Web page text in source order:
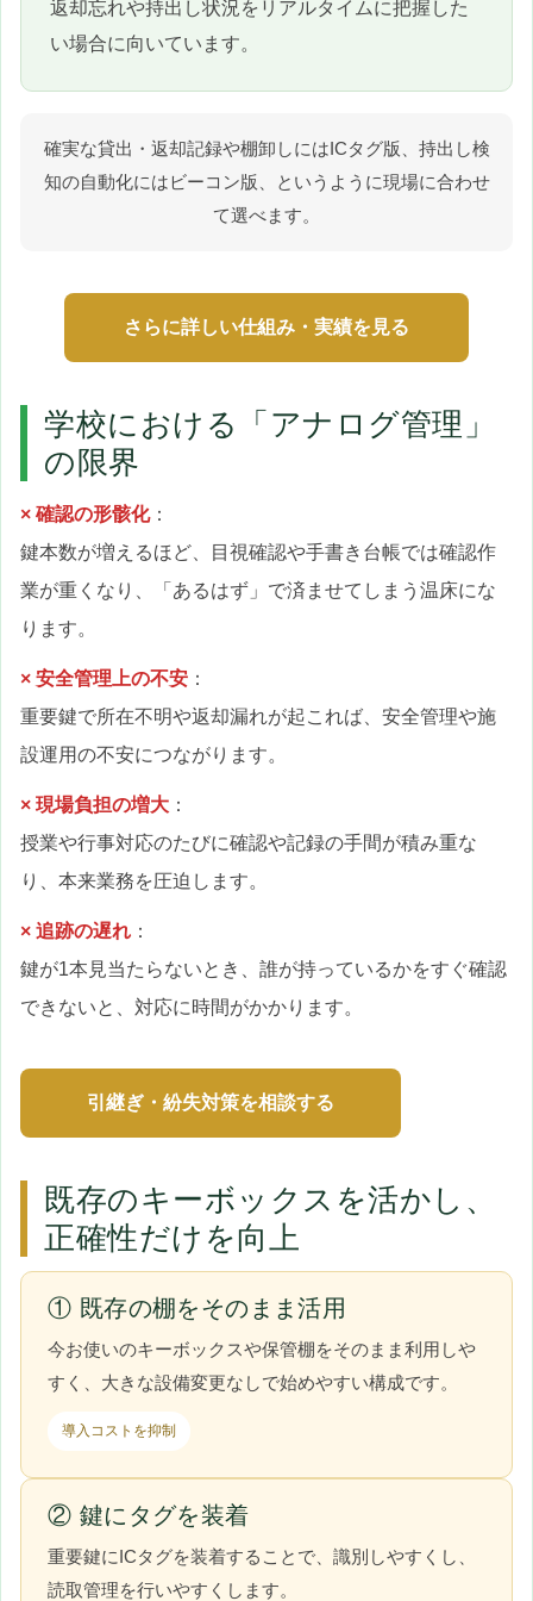
返却忘れや持出し状況をリアルタイムに把握した
い場合に向いています。
確実な貸出・返却記録や棚卸しにはICタグ版、持出し検
知の自動化にはビーコン版、というように現場に合わせ
て選べます。
さらに詳しい仕組み・実績を見る
学校における「アナログ管理」
の限界
× 確認の形骸化：
鍵本数が増えるほど、目視確認や手書き台帳では確認作
業が重くなり、「あるはず」で済ませてしまう温床にな
ります。
× 安全管理上の不安 ：
重要鍵で所在不明や返却漏れが起これば、安全管理や施
設運用の不安につながります。
× 現場負担の増大 ：
授業や行事対応のたびに確認や記録の手間が積み重な
り、本来業務を圧迫します。
× 追跡の遅れ ：
鍵が1本見当たらないとき、誰が持っているかをすぐ確認
できないと、対応に時間がかかります。
引継ぎ・紛失対策を相談する
既存のキーボックスを活かし、
正確性だけを向上
① 既存の棚をそのまま活用
今お使いのキーボックスや保管棚をそのまま利用しや
すく、大きな設備変更なしで始めやすい構成です。
導入コストを抑制
② 鍵にタグを装着
重要鍵にICタグを装着することで、識別しやすくし、
読取管理を行いやすくします。